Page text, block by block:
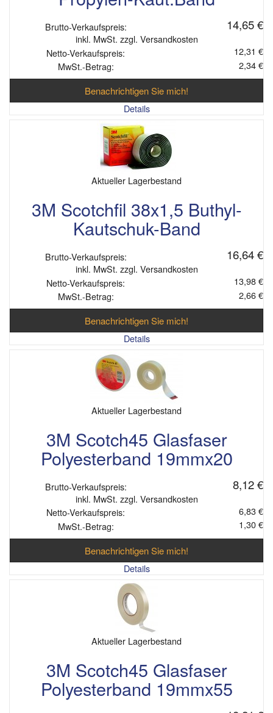
Brutto-Verkaufspreis: 14,65 €
inkl. MwSt. zzgl. Versandkosten
Netto-Verkaufspreis:
12,31 €
MwSt.-Betrag:
2,34 €
Benachrichtigen Sie mich!
Details
Aktueller Lagerbestand
3M Scotchfil 38x1,5 Buthyl-
Kautschuk-Band
Brutto-Verkaufspreis: 16,64 €
inkl. MwSt. zzgl. Versandkosten
Netto-Verkaufspreis:
13,98 €
MwSt.-Betrag:
2,66 €
Benachrichtigen Sie mich!
Details
Aktueller Lagerbestand
3M Scotch45 Glasfaser
Polyesterband 19mmx20
Brutto-Verkaufspreis: 8,12 €
inkl. MwSt. zzgl. Versandkosten
Netto-Verkaufspreis:
6,83 €
MwSt.-Betrag:
1,30 €
Benachrichtigen Sie mich!
Details
Aktueller Lagerbestand
3M Scotch45 Glasfaser
Polyesterband 19mmx55